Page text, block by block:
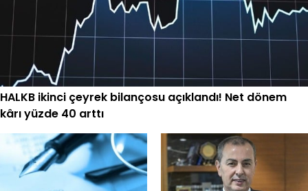
HALKB ikinci çeyrek bilançosu açıklandı! Net dönem
kârı yüzde 40 arttı